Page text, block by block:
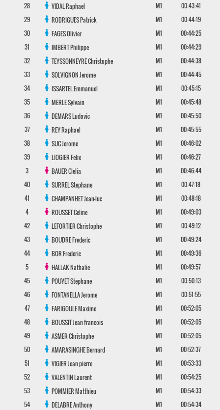
28
VIDALRaphael M1
00:43:41
29
RODRIGUESPatrick M1
00:44:19
30
FAGESOlivier M1
00:44:25
31
IMBERTPhilippe M1
00:44:29
32
TEYSSONNEYREChristophe M1
00:44:38
33
SOLVIGNONJerome M1
00:44:45
34
ISSARTELEmmanuel M1
00:45:15
35
MERLESylvain M1
00:45:48
36
DEMARSLudovic M1
00:45:50
37
REYRaphael M1
00:45:55
38
SUCJerome M1
00:46:02
39
LIOGIERFelix M1
00:46:27
3
BAUERClelia M1
00:46:44
40
SURRELStephane M1
00:47:18
41
CHAMPANHETJean-luc M1
00:48:18
4
ROUSSETCeline M1
00:49:03
42
LEFORTIERChristophe M1
00:49:12
43
BOUDREFrederic M1
00:49:24
44
BORFrederic M1
00:49:36
5
HALLAKNathalie M1
00:49:57
45
POUYETStephane M1
00:50:13
46
FONTANELLAJerome M1
00:51:55
47
FARIGOULEMaxime M1
00:52:05
48
BOUSSITJean francois M1
00:52:05
49
ASMERChristophe M1
00:52:05
50
AMARASINGHEBernard M1
00:52:37
51
VIGIERJean pierre M1
00:53:33
52
VALENTINLaurent M1
00:54:25
53
POMMIERMatthieu M1
00:54:33
54
DELABREAnthony M1
00:54:34